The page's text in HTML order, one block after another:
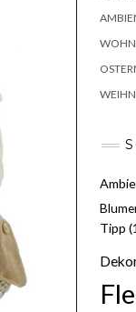
Tipp